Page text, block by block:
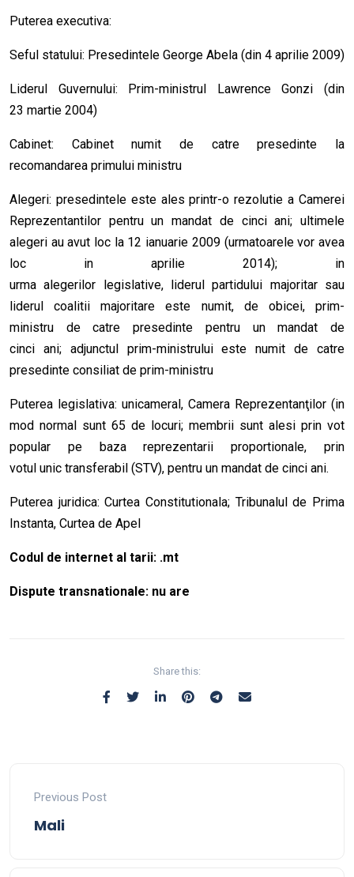
Puterea executiva:
Seful statului: Presedintele George Abela (din 4 aprilie 2009)
Liderul Guvernului: Prim-ministrul Lawrence Gonzi (din
23 martie 2004)
Cabinet: Cabinet numit de catre presedinte la
recomandarea primului ministru
Alegeri: presedintele este ales printr-o rezolutie a Camerei
Reprezentantilor pentru un mandat de cinci ani; ultimele
alegeri au avut loc la 12 ianuarie 2009 (urmatoarele vor avea
loc in aprilie 2014); in
urma alegerilor legislative, liderul partidului majoritar sau
liderul coalitii majoritare este numit, de obicei, prim-
ministru de catre presedinte pentru un mandat de
cinci ani; adjunctul prim-ministrului este numit de catre
presedinte consiliat de prim-ministru
Puterea legislativa: unicameral, Camera Reprezentanţilor (in
mod normal sunt 65 de locuri; membrii sunt alesi prin vot
popular pe baza reprezentarii proportionale, prin
votul unic transferabil (STV), pentru un mandat de cinci ani.
Puterea juridica: Curtea Constitutionala; Tribunalul de Prima
Instanta, Curtea de Apel
Codul de internet al tarii: .mt
Dispute transnationale: nu are
Share this:
Previous Post
Mali